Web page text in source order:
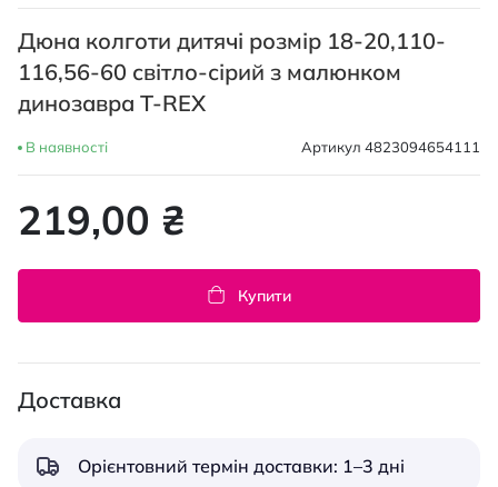
зображень
Дюна колготи дитячі розмір 18-20,110-
116,56-60 світло-сірий з малюнком
динозавра T-REX
В наявності Артикул 4823094654111
219,00 ₴
Купити
Доставка
Орієнтовний термін доставки: 1–3 дні